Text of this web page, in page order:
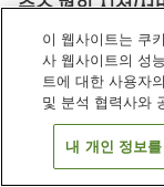
숙소 편의 시설/서
Wi-Fi
주차 (무료)
이 웹사이트는 쿠
사 웹사이트의 성
트에 대한 사용자
및 분석 협력사와
내 개인 정보